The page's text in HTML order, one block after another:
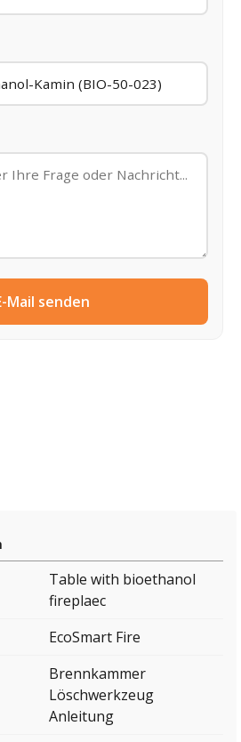
Mail senden
Table with bioethanol
fireplaec
EcoSmart Fire
Brennkammer
Löschwerkzeug
Anleitung